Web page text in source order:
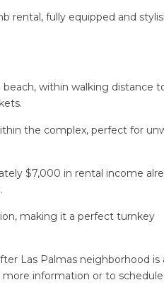
rental, fully equipped and
within walking distance
the complex, perfect for
$7,000 in rental income
making it a perfect turnkey
Las Palmas neighborhood is
information or to schedule